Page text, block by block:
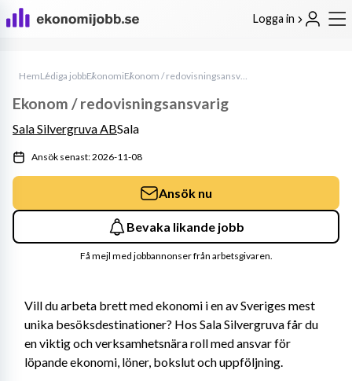
Logga in
HemLediga jobbEkonomi Ekonom / redovisningsansvarig
Vill du arbeta brett med ekonomi i en av Sveriges mest
unika besöksdestinationer? Hos Sala Silvergruva får du
en viktig och verksamhetsnära roll med ansvar för
löpande ekonomi, löner, bokslut och uppföljning.
Ekonom / redovisningsansvarig
Sala Silvergruva ABSala
Ansök senast: 2026-11-08
Ansök nu
Bevaka likande jobb
Få mejl med jobbannonser från arbetsgivaren.